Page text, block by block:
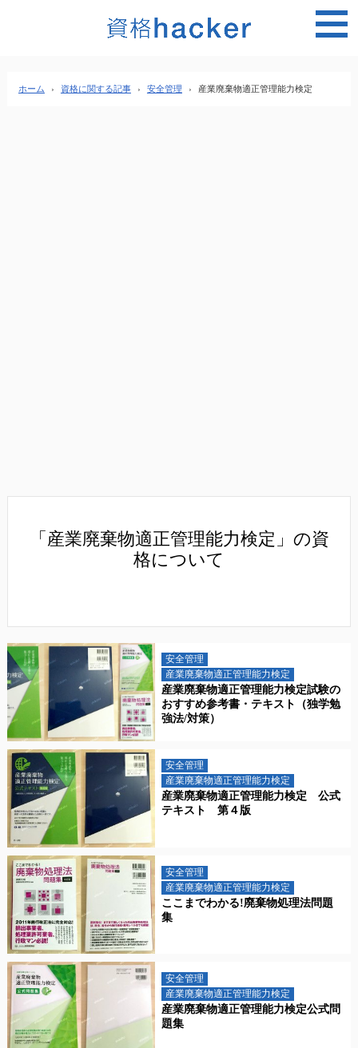
ホーム › 資格に関する記事 › 安全管理 › 産業廃棄物適正管理能力検定
「産業廃棄物適正管理能力検定」の資
格について
安全管理
産業廃棄物適正管理能力検定
産業廃棄物適正管理能力検定試験の
おすすめ参考書・テキスト（独学勉
強法/対策）
安全管理
産業廃棄物適正管理能力検定
産業廃棄物適正管理能力検定 公式
テキスト 第４版
安全管理
産業廃棄物適正管理能力検定
ここまでわかる!廃棄物処理法問題
集
安全管理
産業廃棄物適正管理能力検定
産業廃棄物適正管理能力検定公式問
題集